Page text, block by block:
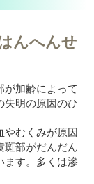
んへんせ
が加齢によって
失明の原因のひ
やむくみが原因
斑部がだんだん
ます。多くは滲